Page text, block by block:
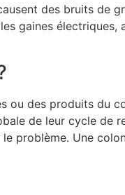
des bruits de
gaines
ou des produits du
de leur cycle de
problème. Une